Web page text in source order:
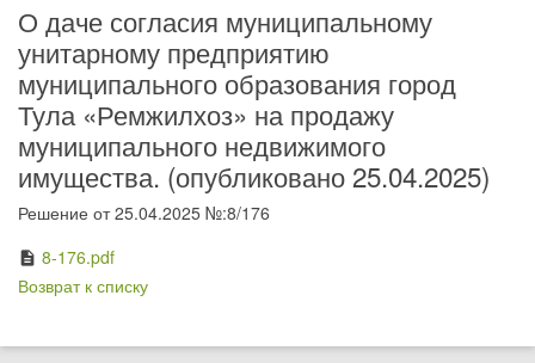
О даче согласия муниципальному
унитарному предприятию
муниципального образования город
Тула «Ремжилхоз» на продажу
муниципального недвижимого
имущества. (опубликовано 25.04.2025)
Решение от 25.04.2025 №:8/176
description 8-176.pdf
Возврат к списку